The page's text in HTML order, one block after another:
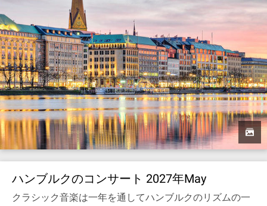
ハンブルクのコンサート 2027年May
クラシック音楽は一年を通してハンブルクのリズムの一